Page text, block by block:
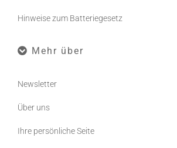
Hinweise zum Batteriegesetz
Mehr über
Newsletter
Über uns
Ihre persönliche Seite